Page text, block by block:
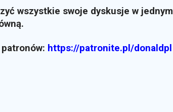
wszystkie swoje dyskusje w jednym
https://patronite.pl/donaldpl